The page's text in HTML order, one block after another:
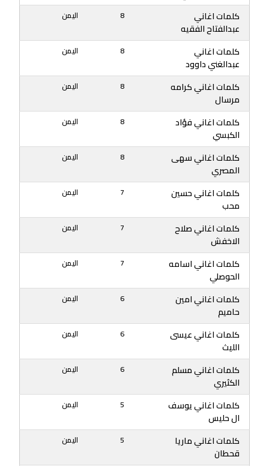
كلمات اغاني
عبدالفتاح الفقيه
8 اليمن
كلمات اغاني
عبدالغني داوود
8 اليمن
كلمات اغاني كرامه
مرسال
8 اليمن
كلمات اغاني فؤاد
الكبسي
8 اليمن
كلمات اغاني سهى
المصري
8 اليمن
كلمات اغاني حسين
محب
7 اليمن
كلمات اغاني صلاح
الاخفش
7 اليمن
كلمات اغاني اسامه
الحوصلي
7 اليمن
كلمات اغاني امين
حاميم
6 اليمن
كلمات اغاني عيسى
الليث
6 اليمن
كلمات اغاني مسلم
الكثيري
6 اليمن
كلمات اغاني يوسف
ال حليس
5 اليمن
كلمات اغاني ماريا
قحطان
5 اليمن